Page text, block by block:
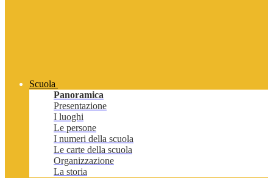
Scuola
Panoramica
Presentazione
I luoghi
Le persone
I numeri della scuola
Le carte della scuola
Organizzazione
La storia